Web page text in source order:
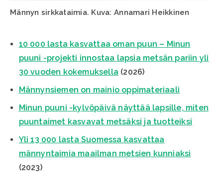
Männyn sirkkataimia. Kuva: Annamari Heikkinen
10 000 lasta kasvattaa oman puun – Minun
puuni -projekti innostaa lapsia metsän pariin yli
30 vuoden kokemuksella (2026)
Männynsiemen on mainio oppimateriaali
Minun puuni -kylvöpäivä näyttää lapsille, miten
puuntaimet kasvavat metsäksi ja tuotteiksi
Yli 13 000 lasta Suomessa kasvattaa
männyntaimia maailman metsien kunniaksi
(2023)